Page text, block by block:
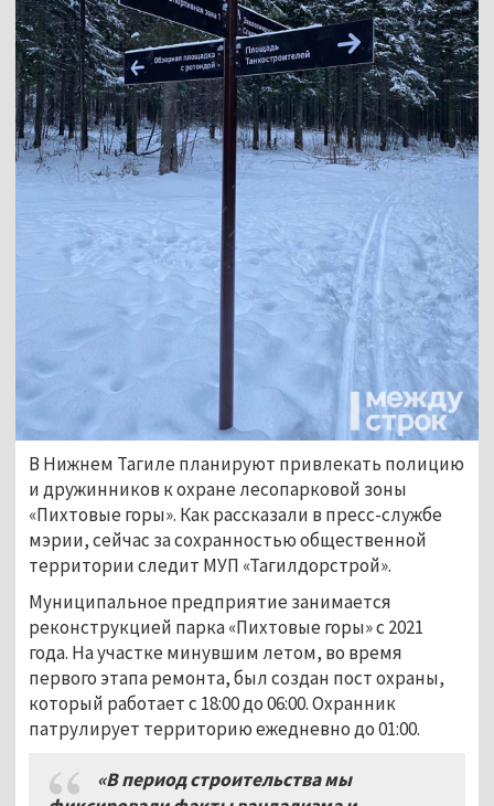
В Нижнем Тагиле планируют привлекать полицию
и дружинников к охране лесопарковой зоны
«Пихтовые горы». Как рассказали в пресс-службе
мэрии, сейчас за сохранностью общественной
территории следит МУП «Тагилдорстрой».
Муниципальное предприятие занимается
реконструкцией парка «Пихтовые горы» с 2021
года. На участке минувшим летом, во время
первого этапа ремонта, был создан пост охраны,
который работает с 18:00 до 06:00. Охранник
патрулирует территорию ежедневно до 01:00.
«В период строительства мы